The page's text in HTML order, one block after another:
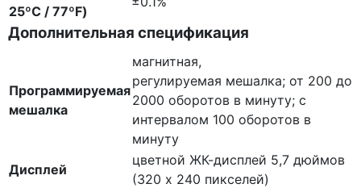
25ºC / 77ºF)
Дополнительная спецификация
Программируемая
мешалка
магнитная,
регулируемая мешалка; от 200 до
2000 оборотов в минуту; с
интервалом 100 оборотов в
минуту
Дисплей
цветной ЖК-дисплей 5,7 дюймов
(320 х 240 пикселей)